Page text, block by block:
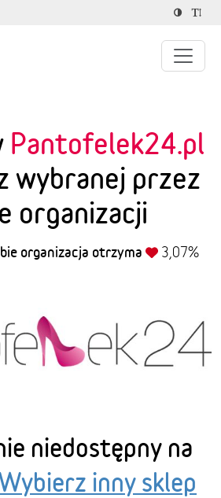
Pantofelek24.pl
wybranej przez
organizacji
organizacja otrzyma 3,07%
niedostępny na
inny sklep